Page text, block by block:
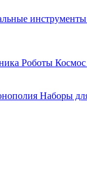
инструменты
Роботы Космос
Наборы